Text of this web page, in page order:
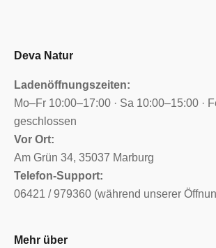
Deva Natur
Ladenöffnungszeiten:
Mo–Fr 10:00–17:00 · Sa 10:00–15:00 ·
geschlossen
Vor Ort:
Am Grün 34, 35037 Marburg
Telefon-Support:
06421 / 979360 (während unserer
Mehr über